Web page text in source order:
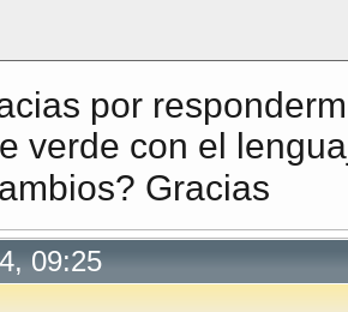
por
verde con el
Gracias
09:25